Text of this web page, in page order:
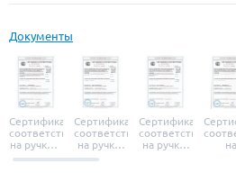
Документы
Сертификат
соответствия
на ручки и
броненакладки
Сертификат
соответствия
на ручки-
защелки
Сертификат
соответствия
на ручки-
на